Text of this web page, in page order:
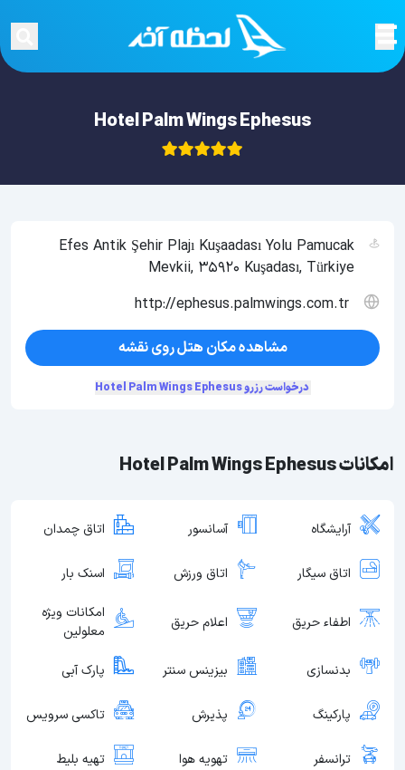
Hotel Palm Wings Ephesus
امکانات Hotel Palm Wings Ephesus
آرایشگاه آسانسور اتاق چمدان
اتاق سیگار اتاق ورزش اسنک بار
اطفاء حریق اعلام حریق
امکانات ویژه
معلولین
بدنسازی بیزینس سنتر پارک آبی
پارکینگ پذیرش تاکسی سرویس
ترانسفر تهویه هوا تهیه بلیط
Efes Antik Şehir Plajı Kuşaadası Yolu Pamucak
Mevkii, 35920 Kuşadası, Türkiye
http://ephesus.palmwings.com.tr
مشاهده مکان هتل روی نقشه
درخواست رزرو Hotel Palm Wings Ephesus